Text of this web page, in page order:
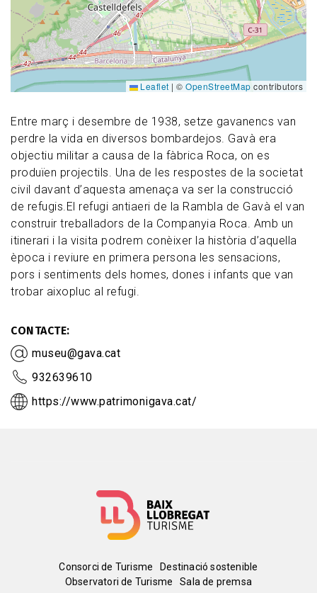
Entre març i desembre de 1938, setze gavanencs van
perdre la vida en diversos bombardejos. Gavà era
objectiu militar a causa de la fàbrica Roca, on es
produïen projectils. Una de les respostes de la societat
civil davant d’aquesta amenaça va ser la construcció
de refugis.El refugi antiaeri de la Rambla de Gavà el van
construir treballadors de la Companyia Roca. Amb un
itinerari i la visita podrem conèixer la història d’aquella
època i reviure en primera persona les sensacions,
pors i sentiments dels homes, dones i infants que van
trobar aixopluc al refugi.
CONTACTE
museu@gava.cat
932639610
https://www.patrimonigava.cat/
Leaflet | © OpenStreetMap contributors
MenúConsorci de Turisme
Destinació sostenible
Observatori de Turisme
Sala de premsa